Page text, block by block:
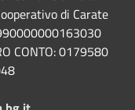
di Carate
CONTO: 0179580